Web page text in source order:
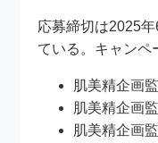
応募締切は2025
ている。キャンペ
肌美精企画
肌美精企画
肌美精企画